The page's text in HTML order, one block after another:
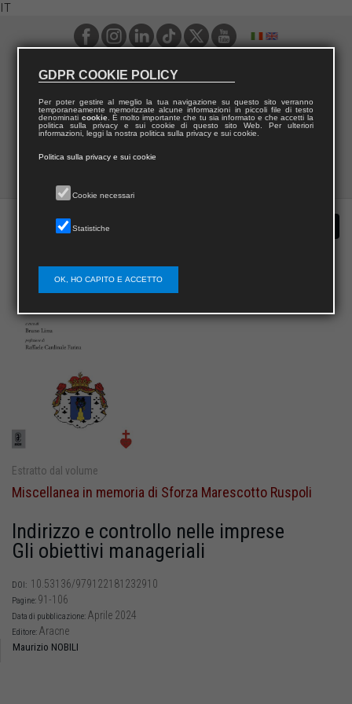
IT
Estratto dal volume
Miscellanea in memoria di Sforza Marescotto Ruspoli
Indirizzo e controllo nelle imprese
Gli obiettivi manageriali
DOI: 10.53136/979122181232910
Pagine: 91-106
Data di pubblicazione: Aprile 2024
Editore: Aracne
Maurizio NOBILI
GDPR COOKIE POLICY
Per poter gestire al meglio la tua navigazione su questo sito verranno
temporaneamente memorizzate alcune informazioni in piccoli file di testo
denominati cookie. È molto importante che tu sia informato e che accetti la
politica sulla privacy e sui cookie di questo sito Web. Per ulteriori
informazioni, leggi la nostra politica sulla privacy e sui cookie.
Politica sulla privacy e sui cookie
Cookie necessari
Statistiche
OK, HO CAPITO E ACCETTO